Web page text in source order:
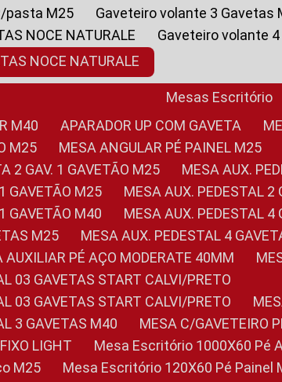
pasta M25
Gaveteiro volante 3 Gavetas
NOCE NATURALE
Gaveteiro volante
NOCE NATURALE
Mesas Escritório
M40 APARADOR UP COM GAVETA
M25
MESA ANGULAR PÉ PAINEL M25
2 GAV. 1 GAVETÃO M25
MESA AUX.
1 GAVETÃO M25
MESA AUX. PEDESTAL
GAVETÃO M40
MESA AUX. PEDESTAL
M25
MESA AUX. PEDESTAL 4
AUXILIAR PÉ AÇO MODERATE 40MM
03 GAVETAS START CALVI/PRETO
03 GAVETAS START CALVI/PRETO
3 GAVETAS M40
MESA C/GAVETEIRO
FIXO LIGHT
Mesa Escritório 1000X60 Pé
M25
Mesa Escritório 120X60 Pé Painel